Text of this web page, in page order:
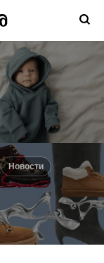
новости